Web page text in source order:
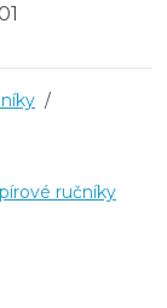
/
ručníky